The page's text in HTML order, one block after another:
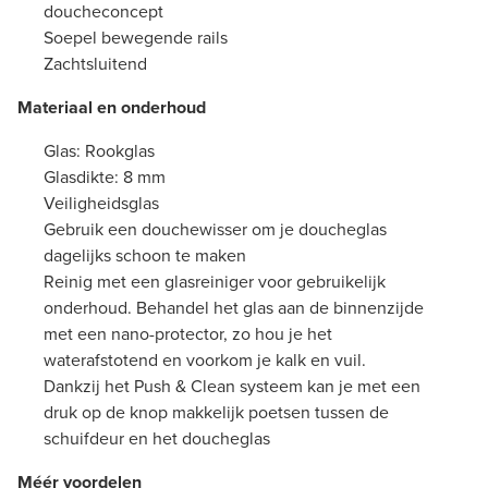
doucheconcept
Soepel bewegende rails
Zachtsluitend
Materiaal en onderhoud
Glas: Rookglas
Glasdikte: 8 mm
Veiligheidsglas
Gebruik een douchewisser om je doucheglas
dagelijks schoon te maken
Reinig met een glasreiniger voor gebruikelijk
onderhoud. Behandel het glas aan de binnenzijde
met een nano-protector, zo hou je het
waterafstotend en voorkom je kalk en vuil.
Dankzij het Push & Clean systeem kan je met een
druk op de knop makkelijk poetsen tussen de
schuifdeur en het doucheglas
Méér voordelen